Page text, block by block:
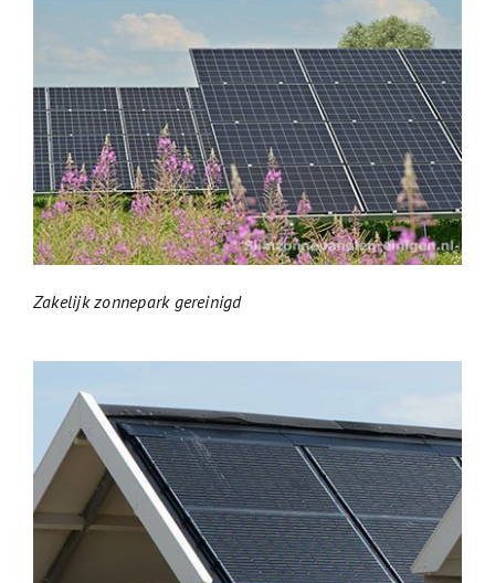
Zakelijk zonnepark gereinigd